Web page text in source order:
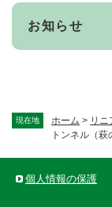
現在地 ホーム > リニ
トンネル（萩
お知らせ
個人情報の保護